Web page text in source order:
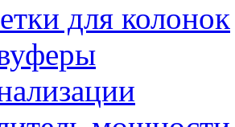
для колонок